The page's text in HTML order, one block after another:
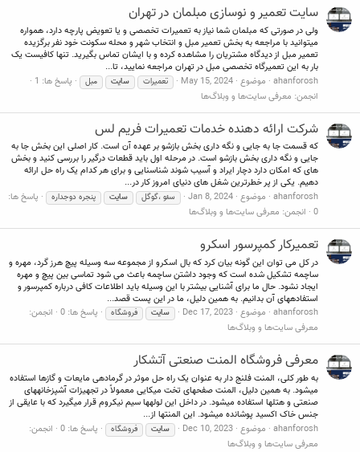
سایت تعمیر و نوسازی مبلمان در تهران
ولی در صورتی که مبلمان شما نیاز به تعمیرات تخصصی و یا تعویض پارچه دارد، همواره
میتوانید با مراجعه به بخش تعمیر مبل و انتخاب شهر و محله سکونت خود نفر برگزیده
تعمیر مبل از دیدگاه مشتریان را مشاهده کرده و با ایشان تماس بگیرید. تنها کافیست یک
بار به این تعمیرگاه تخصصی مبل در تهران مراجعه نمایید، تا...
ahanforosh موضوع May 15, 2024 تعمیرات سایت مبل
پاسخ ها: 1
انجمن: معرفی سایت‌ها و وبلاگ‌ها
شرکت ارائه دهنده خدمات تعمیرات فریم لس
که قسمت جا به جایی و نگه داری بخش بازشو بر عهده آن است. کار اصلی این بخش جا به
جایی و نگه داری بخش بازشو است. در مرحله اول باید قطعات درگیر را بررسی کنید و بخش
های که امکان دارد دچار ایراد و آسیب شوند شناسنایی و برای هر کدام یک راه حل ارائه
دهیم. یکی از پر خطرترین شغل های دنیای امروز کار در...
ahanforosh موضوع Jan 8, 2024 سئو ،گوگل سایت پنجره دوجداره
پاسخ ها:
0 انجمن: معرفی سایت‌ها و وبلاگ‌ها
تعمیرکار کمپرسور اسکرو
در کل می توان این گونه بیان کرد که بال اسکرو از مجموعه سه وسیله پیچ هرز گرد، مهره و
ساچمه تشکیل شده است که وجود داشتن ساچمه باعث می شود تماسی بین پیچ و مهره
ایجاد نشود. حال ما برای آشنایی بیشتر با این وسیله باید اطلاعات کافی درباره کمپرسور و
استفادههای آن بدانیم. به همین دلیل، ما در این پست قصد...
ahanforosh موضوع Dec 17, 2023 سایت فروشگاه پاسخ ها: 0
انجمن:
معرفی سایت‌ها و وبلاگ‌ها
معرفی فروشگاه المنت صنعتی آتشکار
به طور کلی، المنت فلنج دار به عنوان یک راه حل موثر در گرمادهی مایعات و گازها استفاده
میشود. به همین دلیل، المنت صفحهای تخت میکایی معمولاً در تجهیزات آشپزخانههای
صنعتی و هتلها استفاده میشود. در داخل این لولهها سیم نیکروم قرار میگیرد که با عایقی از
جنس خاک اکسید پوشانده میشود. این المنتها از...
ahanforosh موضوع Dec 10, 2023 سایت فروشگاه پاسخ ها: 0
انجمن:
معرفی سایت‌ها و وبلاگ‌ها